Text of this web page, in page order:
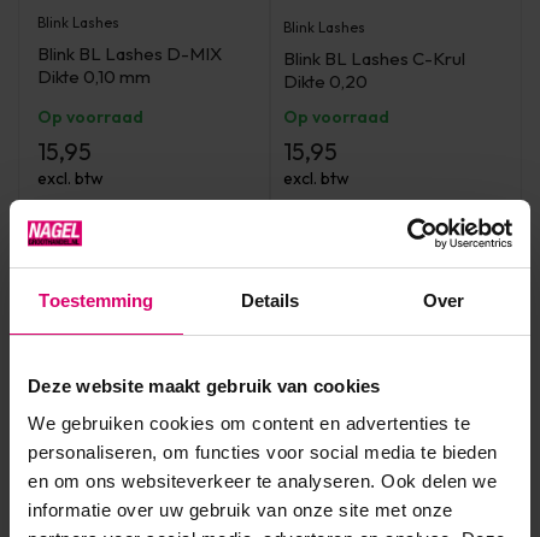
Toestemming Details Over
Deze website maakt gebruik van cookies
We gebruiken cookies om content en advertenties te
personaliseren, om functies voor social media te bieden
en om ons websiteverkeer te analyseren. Ook delen we
informatie over uw gebruik van onze site met onze
Blink Lashes
Blink BL Lashes D-MIX
Dikte 0,10 mm
Op voorraad
15,95
excl. btw
Blink Lashes
Blink BL Lashes C-Krul
Dikte 0,20
Op voorraad
15,95
excl. btw
Blink Lashes